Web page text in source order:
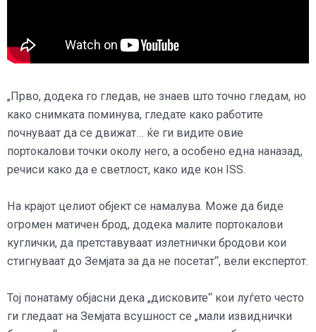
„Прво, додека го гледав, не знаев што точно гледам, но
како снимката поминува, гледате како работите
почнуваат да се движат… ќе ги видите овие
портокалови точки околу него, а особено една наназад,
речиси како да е светлост, како иде кон ISS.
На крајот целиот објект се намалува. Може да биде
огромен матичен брод, додека малите портокалови
куглички, да претставуваат излетнички бродови кои
стигнуваат до Земјата за да не посетат“, вели експертот.
Тој понатаму објасни дека „дисковите“ кои луѓето често
ги гледаат на Земјата всушност се „мали извиднички